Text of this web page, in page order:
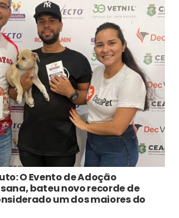
O Evento de Adoção
bateu novo recorde de
um dos maiores do